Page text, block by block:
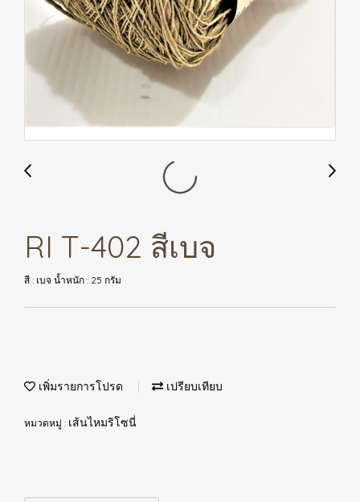
RI T-402 สีเบจ
สี : เบจ น้ำหนัก : 25 กรัม
เพิ่มรายการโปรด เปรียบเทียบ
หมวดหมู่ : เส้นไหมริโซนี่